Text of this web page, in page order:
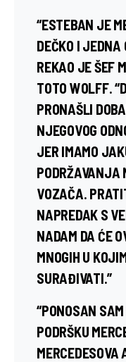
“ESTEBAN JE
DEČKO I JEDNA
REKAO JE ŠEF
TOTO WOLFF.
PRONAŠLI
NJEGOVOG
JER IMAMO
PODRŽAVANJA
VOZAČA.
NAPREDAK S
NADAM DA ĆE
MNOGIH U
SURAĐIVATI.”
“PONOSAN
PODRŠKU
MERCEDESOVA